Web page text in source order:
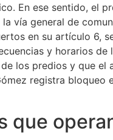
En ese sentido, el
vía general de
en su artículo 6,
y horarios
los predios y que
registra bloqueo
que